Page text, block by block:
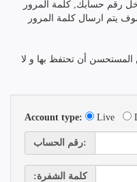
رقم حسابك, كلمة المرور
يتم ارسال كلمة المرور
أن تحتفظ بها و لا
Account type: Live
رقم الحساب:
:كلمة الشفرة